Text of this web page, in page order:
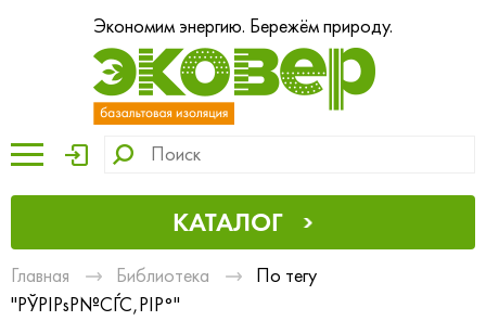
Экономим энергию. Бережём природу.
КАТАЛОГ
Главная Библиотека
По тегу
"РЎРІРѕР№СЃС‚РІР°"